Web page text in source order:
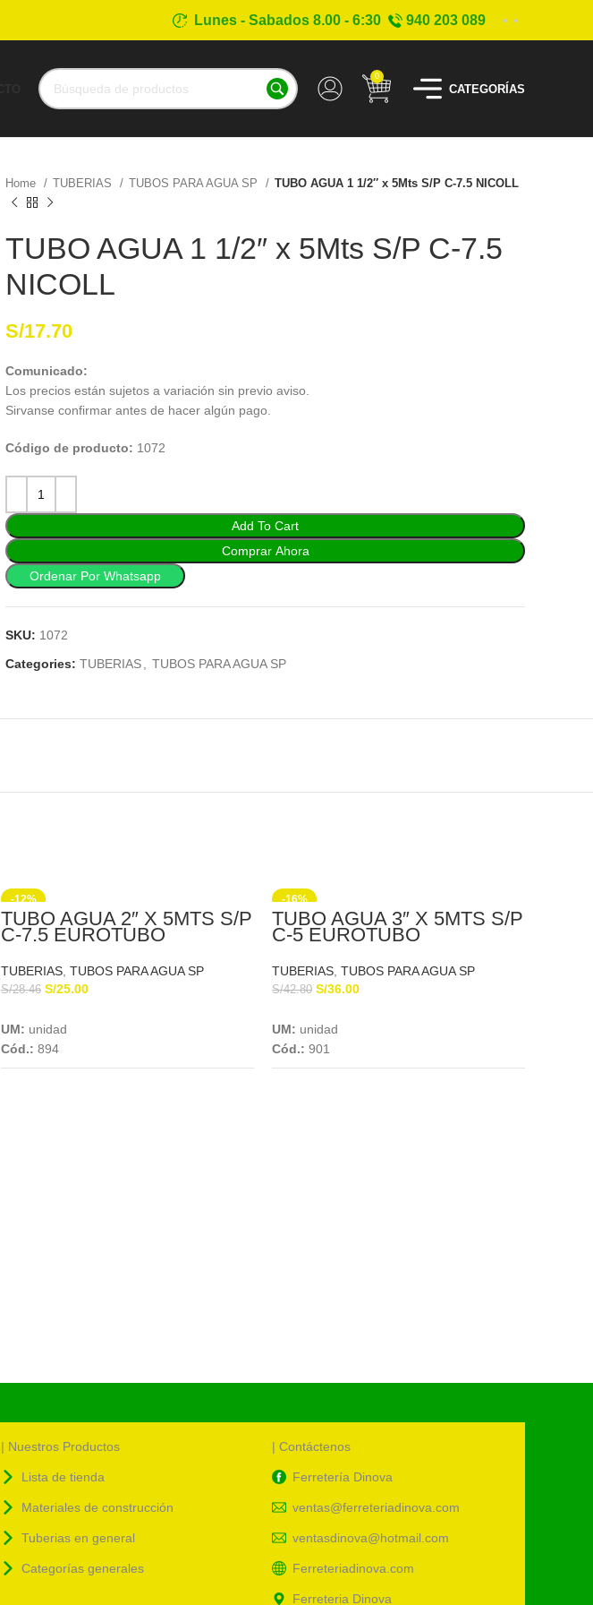
Lunes - Sabados 8.00 - 6:30 940 203 089
0
CATEGORÍAS
Home
TUBERIAS TUBOS PARA AGUA SP TUBO AGUA 1 1/2″ x 5Mts S/P C-7.5 NICOLL
TUBO AGUA 1 1/2″ x 5Mts S/P C-7.5
NICOLL
S/17.70
Comunicado:
Los precios están sujetos a variación sin previo aviso.
Sirvanse confirmar antes de hacer algún pago.
Código de producto: 1072
Add To Cart
Comprar Ahora
Ordenar Por Whatsapp
SKU: 1072
Categories: TUBERIAS TUBOS PARA AGUA SP
-12%
TUBO AGUA 2″ X 5MTS S/P
C-7.5 EUROTUBO
TUBERIAS TUBOS PARA AGUA SP
S/28.46 S/25.00
UM: unidad
Cód.: 894
-16%
TUBO AGUA 3″ X 5MTS S/P
C-5 EUROTUBO
TUBERIAS TUBOS PARA AGUA SP
S/42.80 S/36.00
UM: unidad
Cód.: 901
| Nuestros Productos
Lista de tienda
Materiales de construcción
Tuberias en general
Categorías generales
| Contáctenos
Ferretería Dinova
ventas@ferreteriadinova.com
ventasdinova@hotmail.com
Ferreteriadinova.com
Ferreteria Dinova